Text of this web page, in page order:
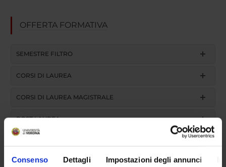
Consenso Dettagli Impostazioni degli annunci
OFFERTA FORMATIVA
SEMESTRE FILTRO
CORSI DI LAUREA
CORSI DI LAUREA MAGISTRALE
POST LAUREA